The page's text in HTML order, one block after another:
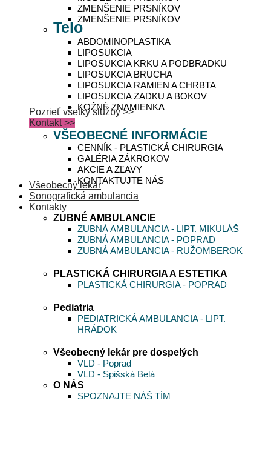
ZMENŠENIE PRSNÍKOV
ZMENŠENIE PRSNÍKOV
Telo
ABDOMINOPLASTIKA
LIPOSUKCIA
LIPOSUKCIA KRKU A PODBRADKU
LIPOSUKCIA BRUCHA
LIPOSUKCIA RAMIEN A CHRBTA
LIPOSUKCIA ZADKU A BOKOV
KOŽNÉ ZNAMIENKA
Pozrieť všetky služby >>
Kontakt >>
VŠEOBECNÉ INFORMÁCIE
CENNÍK - PLASTICKÁ CHIRURGIA
GALÉRIA ZÁKROKOV
AKCIE A ZĽAVY
KONTAKTUJTE NÁS
Všeobecný lekár
Sonografická ambulancia
Kontakty
ZUBNÉ AMBULANCIE
ZUBNÁ AMBULANCIA - LIPT. MIKULÁŠ
ZUBNÁ AMBULANCIA - POPRAD
ZUBNÁ AMBULANCIA - RUŽOMBEROK
PLASTICKÁ CHIRURGIA A ESTETIKA
PLASTICKÁ CHIRURGIA - POPRAD
Pediatria
PEDIATRICKÁ AMBULANCIA - LIPT.
HRÁDOK
Všeobecný lekár pre dospelých
VLD - Poprad
VLD - Spišská Belá
O NÁS
SPOZNAJTE NÁŠ TÍM